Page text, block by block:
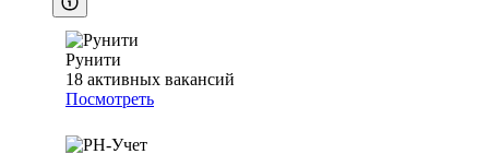
Рунити
18 активных вакансий
Посмотреть